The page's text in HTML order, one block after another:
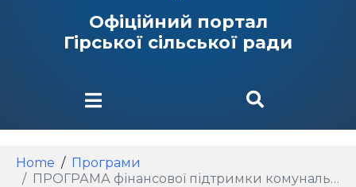
Офіційний портал
Гірської сільської ради
Home
Програми
ПРОГРАМА фінансової підтримки комунального підприємства «Горянин» на 2018-2020 роки (зі змінами) 2017